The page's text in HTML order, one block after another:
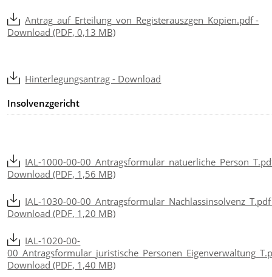
Antrag_auf_Erteilung_von_Registerauszgen_Kopien.pdf -
Download (PDF, 0,13 MB)
Hinterlegungsantrag - Download
Insolvenzgericht
IAL-1000-00-
Download (PDF, 1,56 MB)
IAL-1030-00-
Download (PDF, 1,20 MB)
IAL-1020-00-
Download (PDF, 1,40 MB)